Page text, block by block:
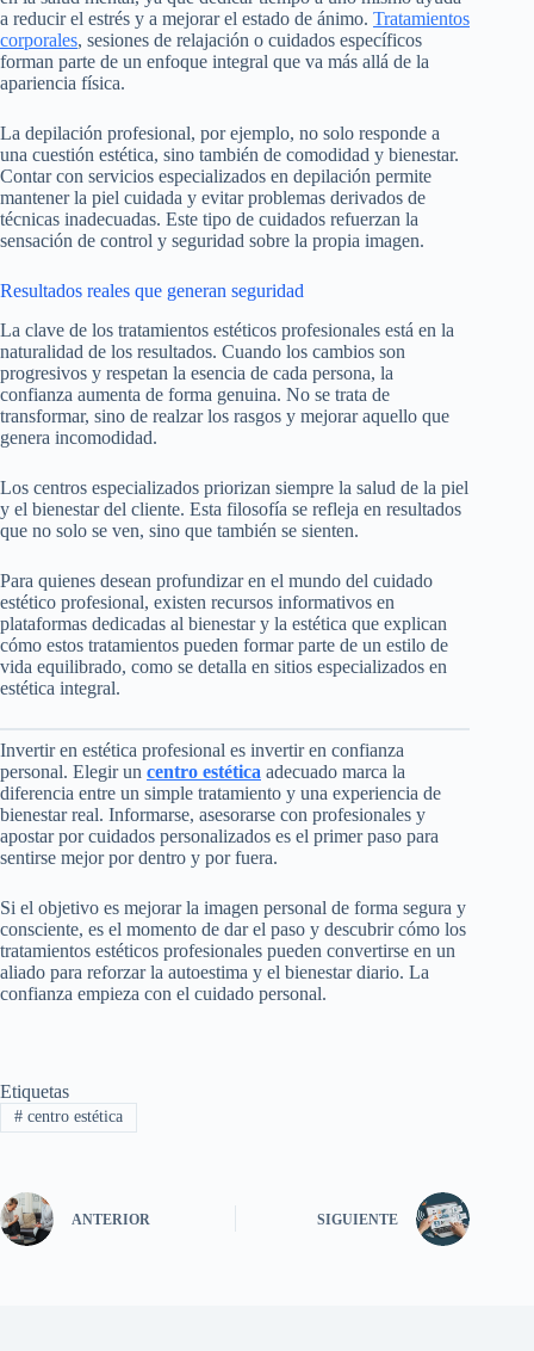
a reducir el estrés y a mejorar el estado de ánimo. Tratamientos
corporales, sesiones de relajación o cuidados específicos
forman parte de un enfoque integral que va más allá de la
apariencia física.
La depilación profesional, por ejemplo, no solo responde a
una cuestión estética, sino también de comodidad y bienestar.
Contar con servicios especializados en depilación permite
mantener la piel cuidada y evitar problemas derivados de
técnicas inadecuadas. Este tipo de cuidados refuerzan la
sensación de control y seguridad sobre la propia imagen.
Resultados reales que generan seguridad
La clave de los tratamientos estéticos profesionales está en la
naturalidad de los resultados. Cuando los cambios son
progresivos y respetan la esencia de cada persona, la
confianza aumenta de forma genuina. No se trata de
transformar, sino de realzar los rasgos y mejorar aquello que
genera incomodidad.
Los centros especializados priorizan siempre la salud de la piel
y el bienestar del cliente. Esta filosofía se refleja en resultados
que no solo se ven, sino que también se sienten.
Para quienes desean profundizar en el mundo del cuidado
estético profesional, existen recursos informativos en
plataformas dedicadas al bienestar y la estética que explican
cómo estos tratamientos pueden formar parte de un estilo de
vida equilibrado, como se detalla en sitios especializados en
estética integral.
Invertir en estética profesional es invertir en confianza
personal. Elegir un centro estética adecuado marca la
diferencia entre un simple tratamiento y una experiencia de
bienestar real. Informarse, asesorarse con profesionales y
apostar por cuidados personalizados es el primer paso para
sentirse mejor por dentro y por fuera.
Si el objetivo es mejorar la imagen personal de forma segura y
consciente, es el momento de dar el paso y descubrir cómo los
tratamientos estéticos profesionales pueden convertirse en un
aliado para reforzar la autoestima y el bienestar diario. La
confianza empieza con el cuidado personal.
Etiquetas
#centro estética
ANTERIOR SIGUIENTE